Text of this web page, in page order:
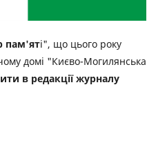
пам'яті", що цього року
домі "Києво-Могилянська
в редакції журналу